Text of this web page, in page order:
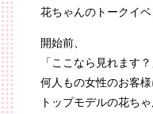
花ちゃんのトークイベ
開始前、
「ここなら見れます
何人もの女性のお客様
トップモデルの花ち